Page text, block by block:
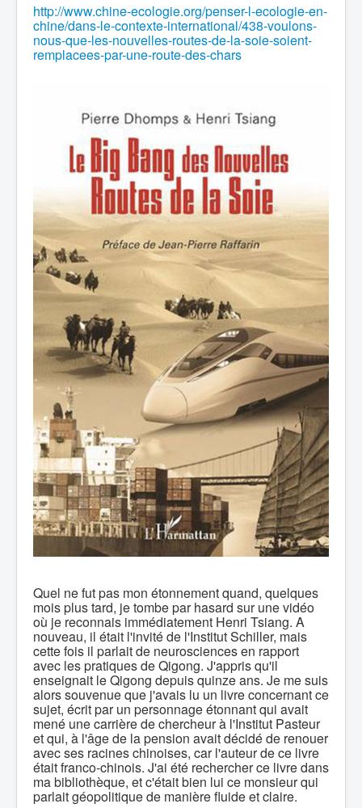
http://www.chine-ecologie.org/penser-l-ecologie-en-
chine/dans-le-contexte-international/438-voulons-
nous-que-les-nouvelles-routes-de-la-soie-soient-
remplacees-par-une-route-des-chars
Quel ne fut pas mon étonnement quand, quelques
mois plus tard, je tombe par hasard sur une vidéo
où je reconnais immédiatement Henri Tsiang. A
nouveau, il était l'invité de l'Institut Schiller, mais
cette fois il parlait de neurosciences en rapport
avec les pratiques de Qigong. J'appris qu'il
enseignait le Qigong depuis quinze ans. Je me suis
alors souvenue que j'avais lu un livre concernant ce
sujet, écrit par un personnage étonnant qui avait
mené une carrière de chercheur à l'Institut Pasteur
et qui, à l'âge de la pension avait décidé de renouer
avec ses racines chinoises, car l'auteur de ce livre
était franco-chinois. J'ai été rechercher ce livre dans
ma bibliothèque, et c'était bien lui ce monsieur qui
parlait géopolitique de manière fluide et claire.